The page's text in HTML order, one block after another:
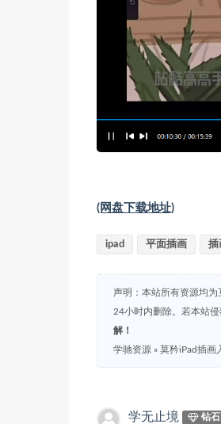
(网盘下载地址)
ipad 平面插画 插
声明：本站所有资源均
24小时内删除。若本站
解！
学驰资源 » 莫矜iPad插画
学无止境 钻石